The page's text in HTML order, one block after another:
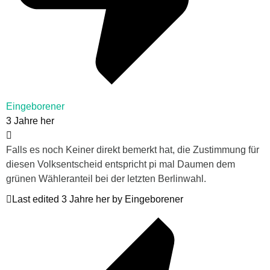
Eingeborener
3 Jahre her
Falls es noch Keiner direkt bemerkt hat, die Zustimmung für
diesen Volksentscheid entspricht pi mal Daumen dem
grünen Wähleranteil bei der letzten Berlinwahl.
Last edited 3 Jahre her by Eingeborener